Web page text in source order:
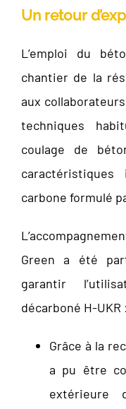
Un retour
L’emploi du
chantier de la
aux
techniques
coulage de
carbone formulé
Green a été
garantir
décarboné H-UKR :
Grâce à la
a pu être
extérieure